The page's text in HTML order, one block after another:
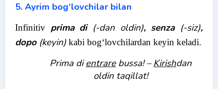
5. Ayrim bog‘lovchilar bilan
Infinitiv prima di (-dan oldin), senza (-siz),
dopo (keyin) kabi bog‘lovchilardan keyin keladi.
Prima dientrarebussa! –Kirishdan
oldin taqillat!